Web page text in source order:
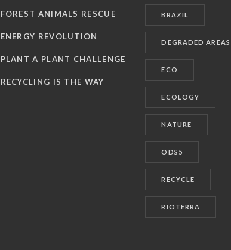
FOREST ANIMALS RESCUE
ENERGY REVOLUTION
PLANT A PLANT CHALLENGE
RECYCLING IS THE WAY
BRAZIL
DEGRADED AREAS
ECO
ECOLOGY
NATURE
ODS5
RECYCLE
RIOTERRA